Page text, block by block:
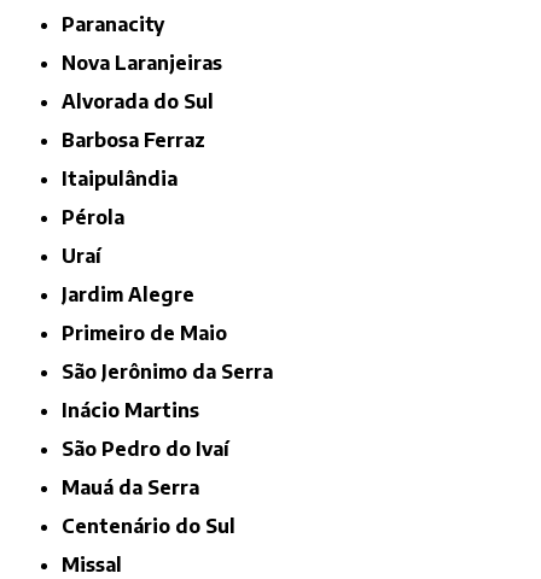
Paranacity
Nova Laranjeiras
Alvorada do Sul
Barbosa Ferraz
Itaipulândia
Pérola
Uraí
Jardim Alegre
Primeiro de Maio
São Jerônimo da Serra
Inácio Martins
São Pedro do Ivaí
Mauá da Serra
Centenário do Sul
Missal